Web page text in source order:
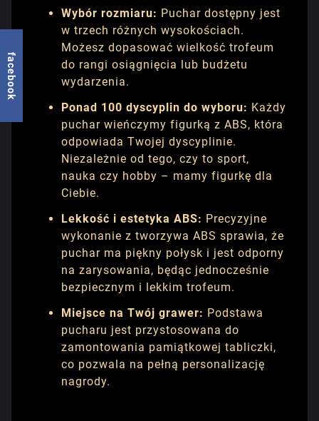
Wybór rozmiaru: Puchar dostępny jest
w trzech różnych wysokościach.
Możesz dopasować wielkość trofeum
do rangi osiągnięcia lub budżetu
wydarzenia.
Ponad 100 dyscyplin do wyboru: Każdy
puchar wieńczymy figurką z ABS, która
odpowiada Twojej dyscyplinie.
Niezależnie od tego, czy to sport,
nauka czy hobby – mamy figurkę dla
Ciebie.
Lekkość i estetyka ABS: Precyzyjne
wykonanie z tworzywa ABS sprawia, że
puchar ma piękny połysk i jest odporny
na zarysowania, będąc jednocześnie
bezpiecznym i lekkim trofeum.
Miejsce na Twój grawer: Podstawa
pucharu jest przystosowana do
zamontowania pamiątkowej tabliczki,
co pozwala na pełną personalizację
nagrody.
facebook